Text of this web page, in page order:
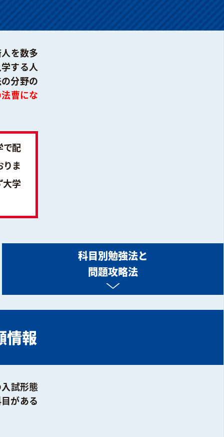
を数多
する人
分野の
曹にな
で配
りま
大学
科目別勉強法と
問題攻略法
情報
試形態
がある